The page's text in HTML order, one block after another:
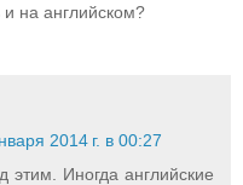
на английском?
2014 г. в 00:27
Иногда английские